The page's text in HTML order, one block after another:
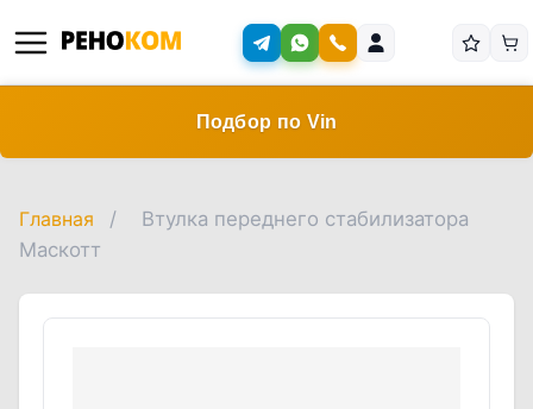
Подбор по Vin
Главная /
Втулка переднего стабилизатора
Маскотт